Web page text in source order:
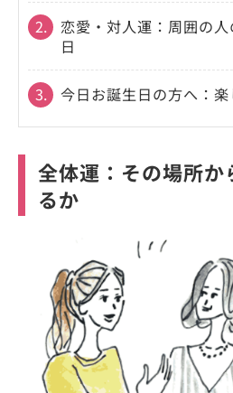
2.
恋愛・対人運：周囲の
日
3. 今日お誕生日の方へ：
全体運：その場所か
るか